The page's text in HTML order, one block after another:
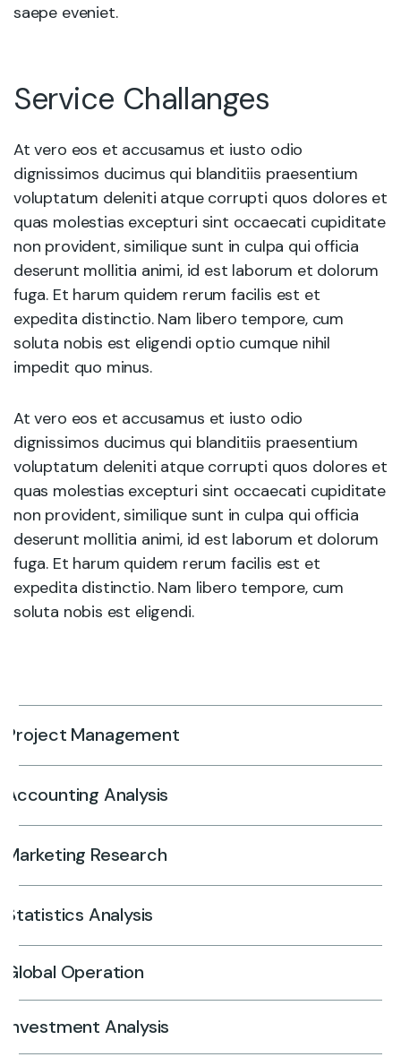
saepe eveniet.
Service Challanges
At vero eos et accusamus et iusto odio
dignissimos ducimus qui blanditiis praesentium
voluptatum deleniti atque corrupti quos dolores et
quas molestias excepturi sint occaecati cupiditate
non provident, similique sunt in culpa qui officia
deserunt mollitia animi, id est laborum et dolorum
fuga. Et harum quidem rerum facilis est et
expedita distinctio. Nam libero tempore, cum
soluta nobis est eligendi optio cumque nihil
impedit quo minus.
At vero eos et accusamus et iusto odio
dignissimos ducimus qui blanditiis praesentium
voluptatum deleniti atque corrupti quos dolores et
quas molestias excepturi sint occaecati cupiditate
non provident, similique sunt in culpa qui officia
deserunt mollitia animi, id est laborum et dolorum
fuga. Et harum quidem rerum facilis est et
expedita distinctio. Nam libero tempore, cum
soluta nobis est eligendi.
Project Management
Accounting Analysis
Marketing Research
Statistics Analysis
Global Operation
Investment Analysis